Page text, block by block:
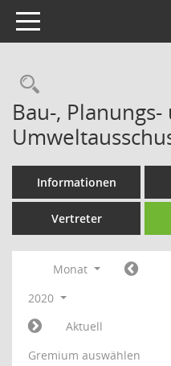
Toggle navigation
Bau-, Planungs-
Informationen
Vertreter
Monat
2020
Aktuell
Gremium auswählen